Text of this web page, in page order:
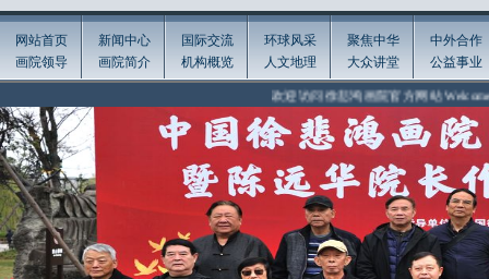
网站首页
画院领导
新闻中心
画院简介
国际交流
机构概览
环球风采
人文地理
聚焦中华
大众讲堂
中外合作
公益事业
欢迎访问徐悲鸿画院官方网站 Welcome to